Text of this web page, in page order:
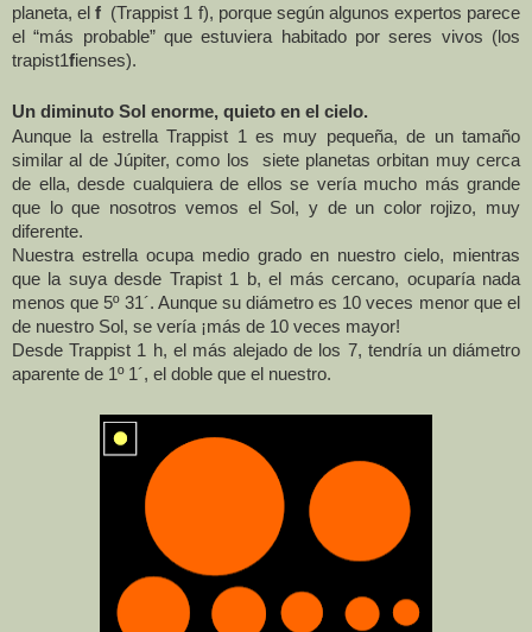
planeta, elf (Trappist 1 f), porque según algunos expertos parece
el “más probable” que estuviera habitado por seres vivos (los
trapist1 fienses).
Un diminuto Sol enorme, quieto en el cielo.
Aunque la estrella Trappist 1 es muy pequeña, de un tamaño
similar al de Júpiter, como los siete planetas orbitan muy cerca
de ella, desde cualquiera de ellos se vería mucho más grande
que lo que nosotros vemos el Sol, y de un color rojizo, muy
diferente.
Nuestra estrella ocupa medio grado en nuestro cielo, mientras
que la suya desde Trapist 1 b, el más cercano, ocuparía nada
menos que 5º 31´. Aunque su diámetro es 10 veces menor que el
de nuestro Sol, se vería ¡más de 10 veces mayor!
Desde Trappist 1 h, el más alejado de los 7, tendría un diámetro
aparente de 1º 1´, el doble que el nuestro.